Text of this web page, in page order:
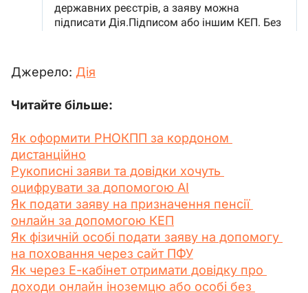
Джерело: Дія
Читайте більше:
Як оформити РНОКПП за кордоном
дистанційно
Рукописні заяви та довідки хочуть
оцифрувати за допомогою AI
Як подати заяву на призначення пенсії
онлайн за допомогою КЕП
Як фізичній особі подати заяву на допомогу
на поховання через сайт ПФУ
Як через Е-кабінет отримати довідку про
доходи онлайн іноземцю або особі без